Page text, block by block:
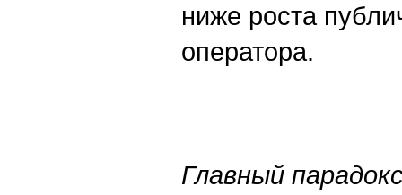
ниже роста
оператора.
Главный